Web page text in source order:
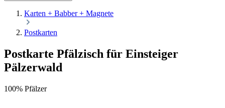
Karten + Babber + Magnete
Postkarten
Postkarte Pfälzisch für Einsteiger
Pälzerwald
100% Pfälzer